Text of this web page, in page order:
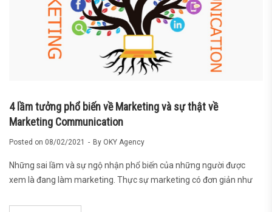
4 lầm tưởng phổ biến về Marketing và sự thật về
Marketing Communication
Posted on 08/02/2021 By OKY Agency
Những sai lầm và sự ngộ nhận phổ biến của những người được
xem là đang làm marketing. Thực sự marketing có đơn giản như